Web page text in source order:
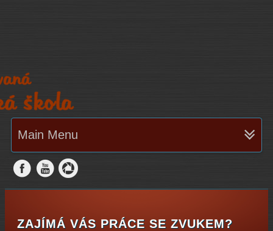
Main Menu
ZAJÍMÁ VÁS PRÁCE SE ZVUKEM?